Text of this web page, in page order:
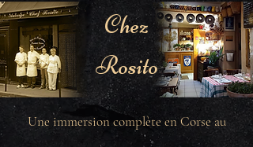
Chez
Rosito
Une immersion complète en Corse au